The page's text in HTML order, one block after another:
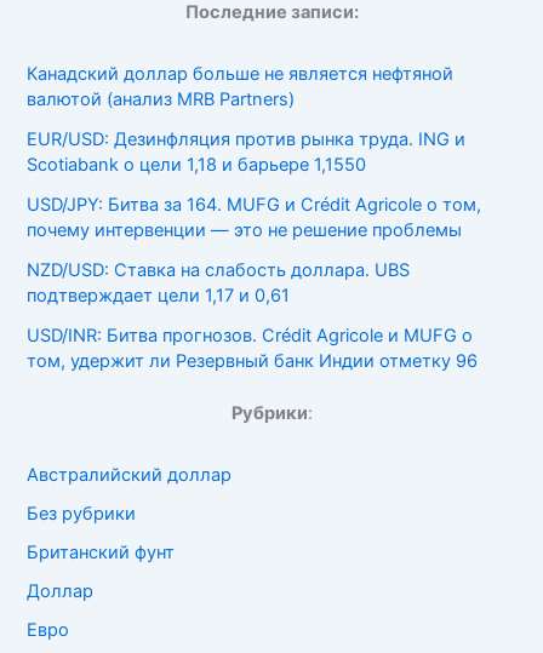
Последние записи:
Канадский доллар больше не является нефтяной
валютой (анализ MRB Partners)
EUR/USD: Дезинфляция против рынка труда. ING и
Scotiabank о цели 1,18 и барьере 1,1550
USD/JPY: Битва за 164. MUFG и Crédit Agricole о том,
почему интервенции — это не решение проблемы
NZD/USD: Ставка на слабость доллара. UBS
подтверждает цели 1,17 и 0,61
USD/INR: Битва прогнозов. Crédit Agricole и MUFG о
том, удержит ли Резервный банк Индии отметку 96
Рубрики:
Австралийский доллар
Без рубрики
Британский фунт
Доллар
Евро